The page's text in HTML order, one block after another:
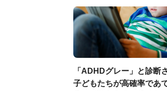
「ADHDグレー」と診断
子どもたちが高確率であ